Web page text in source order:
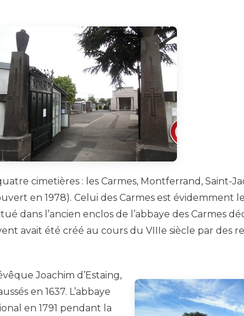
cimetières : les Carmes, Montferrand, Saint-
en 1978). Celui des Carmes est évidemment
dans l’ancien enclos de l’abbaye des Carmes
avait été créé au cours du VIIIe siècle par des
Joachim d’Estaing,
en 1637. L’abbaye
en 1791 pendant la